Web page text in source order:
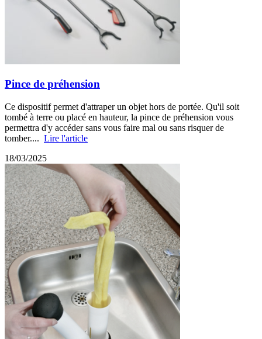
Pince de préhension
Ce dispositif permet d'attraper un objet hors de portée. Qu'il soit
tombé à terre ou placé en hauteur, la pince de préhension vous
permettra d'y accéder sans vous faire mal ou sans risquer de
tomber.... Lire l'article
18/03/2025